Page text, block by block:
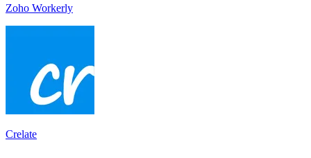
Zoho Workerly
Crelate